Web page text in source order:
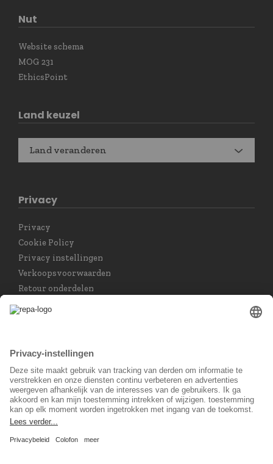
Nut
Website schema
MOG 231
EthicsPoint
Land keuzel
Land veranderen
Privacy
Privacy
Cookie Policy
Privacy instellingen
Verkoopsvoorwaarden
Retour onderdelen
Nederlands
Sociaal Netwerk